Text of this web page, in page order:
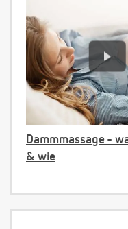
Dammmassage -
& wie